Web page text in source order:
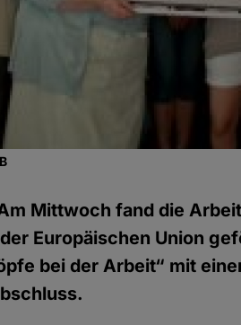
Mittwoch fand die
Europäischen Union
bei der Arbeit“ mit